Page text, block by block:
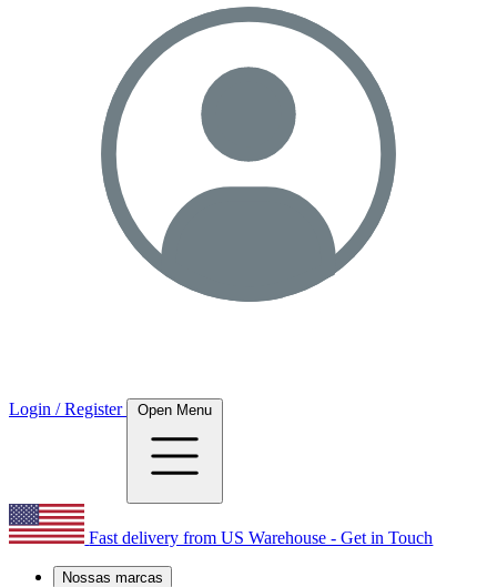
Login / Register Open Menu
Fast delivery from US Warehouse - Get in Touch
Nossas marcas